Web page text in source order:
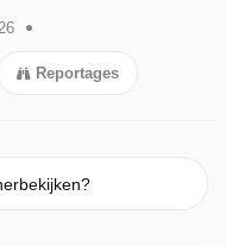
Reportages